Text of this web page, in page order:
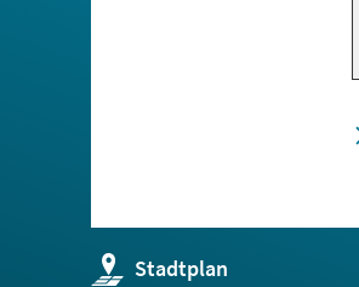
Stadtplan
(Öffnet